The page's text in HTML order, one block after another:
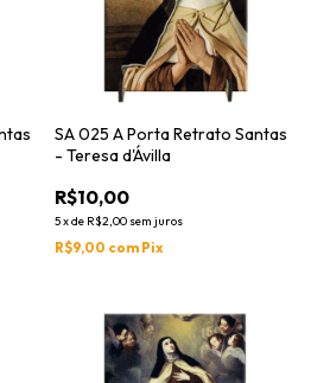
SA 025 A Porta Retrato Santas
- Teresa d'Ávilla
R$10,00
5xde R$2,00 sem juros
R$9,00 com Pix